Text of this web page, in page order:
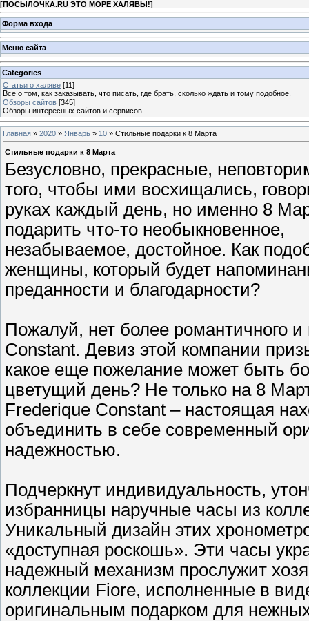
[ПОСЫЛОЧКА.RU ЭТО МОРЕ ХАЛЯВЫ!]
Форма входа
Меню сайта
Categories
Статьи о халяве [11]
Все о том, как заказывать, что писать, где брать, сколько ждать и тому подобное.
Обзоры сайтов [345]
Обзоры интересных сайтов и сервисов
Главная » 2020 » Январь » 10 » Стильные подарки к 8 Марта
Стильные подарки к 8 Марта
Безусловно, прекрасные,
того, чтобы ими восхищались,
руках каждый день, но именно 8
подарить что-то необыкновенное,
незабываемое, достойное. Как
женщины, который будет
преданности и благодарности?
Пожалуй, нет более романтичного
Constant. Девиз этой компании
какое еще пожелание может быть
цветущий день? Не только на 8
Frederique Constant – настоящая
объединить в себе современный
надежностью.
Подчеркнут индивидуальность,
избранницы наручные часы из
Уникальный дизайн этих
«доступная роскошь». Эти часы
надежный механизм прослужит
коллекции Fiore, исполненные в
оригинальным подарком для